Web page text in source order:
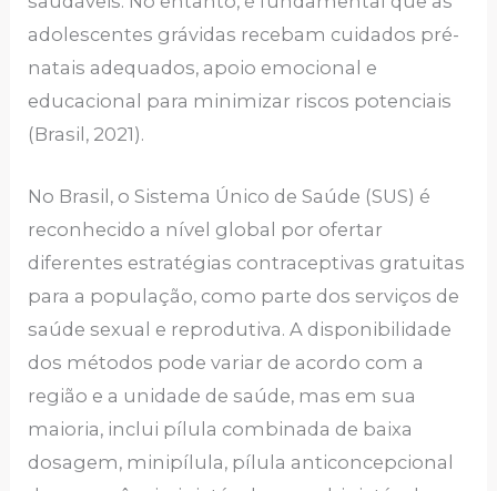
adolescentes grávidas recebam cuidados pré-
natais adequados, apoio emocional e
educacional para minimizar riscos potenciais
(Brasil, 2021).
No Brasil, o Sistema Único de Saúde (SUS) é
reconhecido a nível global por ofertar
diferentes estratégias contraceptivas gratuitas
para a população, como parte dos serviços de
saúde sexual e reprodutiva. A disponibilidade
dos métodos pode variar de acordo com a
região e a unidade de saúde, mas em sua
maioria, inclui pílula combinada de baixa
dosagem, minipílula, pílula anticoncepcional